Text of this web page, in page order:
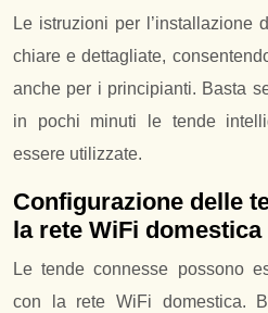
Le istruzioni per l’installazione
chiare e dettagliate,
anche per i principianti. Basta
in pochi minuti le tende
essere utilizzate.
Configurazione delle
la rete WiFi domestica
Le tende connesse possono
con la rete WiFi domestica.